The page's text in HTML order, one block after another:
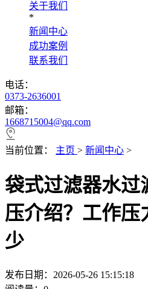
关于我们
*
新闻中心
成功案例
联系我们
电话：
0373-2636001
邮箱：
1668715004@qq.com
当前位置： 主页 > 新闻中心 >
袋式过滤器水过
压介绍？工作压
少
发布日期：2026-05-26 15:15:18